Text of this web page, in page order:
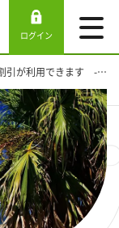
ログイン
す - みやざきアートセンター『谷川俊太郎 絵本★百貨展』-